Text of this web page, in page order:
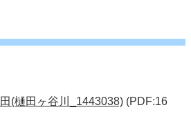
(樋田ヶ谷川_1443038) (PDF:16